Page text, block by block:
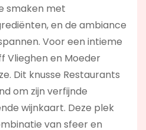
smaken met
en de ambiance
Voor een intieme
Vlieghen en Moeder
Dit knusse Restaurants
om zijn verfijnde
wijnkaart. Deze plek
van sfeer en